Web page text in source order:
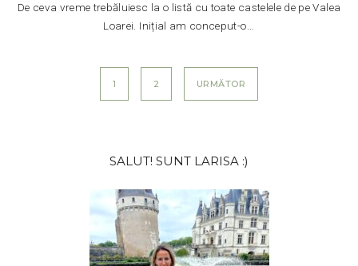
De ceva vreme trebăluiesc la o listă cu toate castelele de pe Valea
Loarei. Inițial am conceput-o...
Paginație1 2 URMĂTOR
principală
SALUT! SUNT LARISA :)